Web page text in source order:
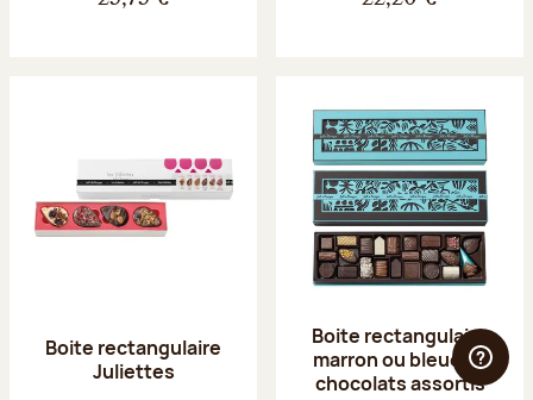
Boite rectangulaire
Juliettes
Boite rectangulaire
marron ou bleue 23
chocolats assortis